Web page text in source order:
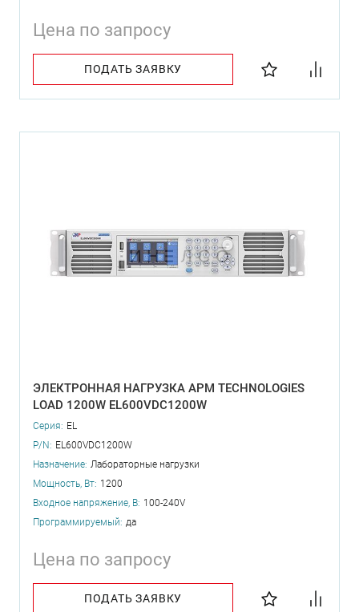
Цена по запросу
ПОДАТЬ ЗАЯВКУ
ЭЛЕКТРОННАЯ НАГРУЗКА APM TECHNOLOGIES
LOAD 1200W EL600VDC1200W
Серия: EL
P/N: EL600VDC1200W
Назначение: Лабораторные нагрузки
Мощность, Вт: 1200
Входное напряжение, В: 100-240V
Программируемый: да
Цена по запросу
ПОДАТЬ ЗАЯВКУ